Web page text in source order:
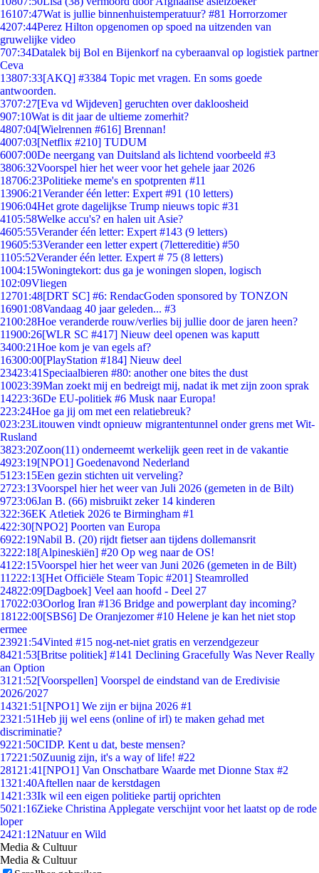
16107:47Wat is jullie binnenhuistemperatuur? #81 Horrorzomer
4207:44Perez Hilton opgenomen op spoed na uitzenden van
gruwelijke video
707:34Datalek bij Bol en Bijenkorf na cyberaanval op logistiek partner
Ceva
13807:33[AKQ] #3384 Topic met vragen. En soms goede
antwoorden.
3707:27[Eva vd Wijdeven] geruchten over dakloosheid
907:10Wat is dit jaar de ultieme zomerhit?
4807:04[Wielrennen #616] Brennan!
4007:03[Netflix #210] TUDUM
6007:00De neergang van Duitsland als lichtend voorbeeld #3
3806:32Voorspel hier het weer voor het gehele jaar 2026
18706:23Politieke meme's en spotprenten #11
13906:21Verander één letter: Expert #91 (10 letters)
1906:04Het grote dagelijkse Trump nieuws topic #31
4105:58Welke accu's? en halen uit Asie?
4605:55Verander één letter: Expert #143 (9 letters)
19605:53Verander een letter expert (7lettereditie) #50
1105:52Verander één letter. Expert # 75 (8 letters)
1004:15Woningtekort: dus ga je woningen slopen, logisch
102:09Vliegen
12701:48[DRT SC] #6: RendacGoden sponsored by TONZON
16901:08Vandaag 40 jaar geleden... #3
2100:28Hoe veranderde rouw/verlies bij jullie door de jaren heen?
11900:26[WLR SC #417] Nieuw deel openen was kaputt
3400:21Hoe kom je van egels af?
16300:00[PlayStation #184] Nieuw deel
23423:41 Speciaalbieren #80: another one bites the dust
10023:39Man zoekt mij en bedreigt mij, nadat ik met zijn zoon sprak
14223:36De EU-politiek #6 Musk naar Europa!
223:24Hoe ga jij om met een relatiebreuk?
023:23Litouwen vindt opnieuw migrantentunnel onder grens met Wit-
Rusland
3823:20Zoon(11) onderneemt werkelijk geen reet in de vakantie
4923:19[NPO1] Goedenavond Nederland
51 23:15Een gezin stichten uit verveling?
2723:13Voorspel hier het weer van Juli 2026 (gemeten in de Bilt)
9723:06Jan B. (66) misbruikt zeker 14 kinderen
322:36EK Atletiek 2026 te Birmingham #1
422:30[NPO2] Poorten van Europa
6922:19Nabil B. (20) rijdt fietser aan tijdens dollemansrit
3222:18[Alpineskiën] #20 Op weg naar de OS!
41 22:15Voorspel hier het weer van Juni 2026 (gemeten in de Bilt)
11222:13[Het Officiële Steam Topic #201] Steamrolled
24822:09[Dagboek] Veel aan hoofd - Deel 27
17022:03Oorlog Iran #136 Bridge and powerplant day incoming?
181 22:00[SBS6] De Oranjezomer #10 Helene je kan het niet stop
ermee
23921:54Vinted #15 nog-net-niet gratis en verzendgezeur
8421:53[Britse politiek] #141 Declining Gracefully Was Never Really
an Option
31 21:52[Voorspellen] Voorspel de eindstand van de Eredivisie
2026/2027
14321:51 [NPO1] We zijn er bijna 2026 #1
2321:51Heb jij wel eens (online of irl) te maken gehad met
discriminatie?
9221:50CIDP. Kent u dat, beste mensen?
17221:50Zuunig zijn, it's a way of life! #22
281 21:41 [NPO1] Van Onschatbare Waarde met Dionne Stax #2
1321:40Aftellen naar de kerstdagen
1421:33Ik wil een eigen politieke partij oprichten
5021:16Zieke Christina Applegate verschijnt voor het laatst op de rode
loper
2421:12Natuur en Wild
Media & Cultuur
Media & Cultuur